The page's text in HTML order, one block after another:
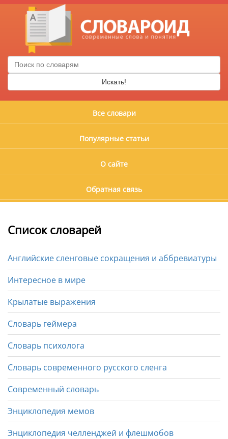
Искать!
Все словари
Популярные статьи
О сайте
Обратная связь
Список словарей
Английские сленговые сокращения и аббревиатуры
Интересное в мире
Крылатые выражения
Словарь геймера
Словарь психолога
Словарь современного русского сленга
Современный словарь
Энциклопедия мемов
Энциклопедия челленджей и флешмобов